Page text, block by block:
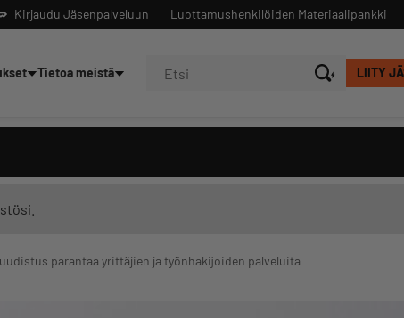
Kirjaudu Jäsenpalveluun Luottamushenkilöiden Materiaalipankki
LIITY
Tietoa meistä
parantaa yrittäjien ja työnhakijoiden palveluita